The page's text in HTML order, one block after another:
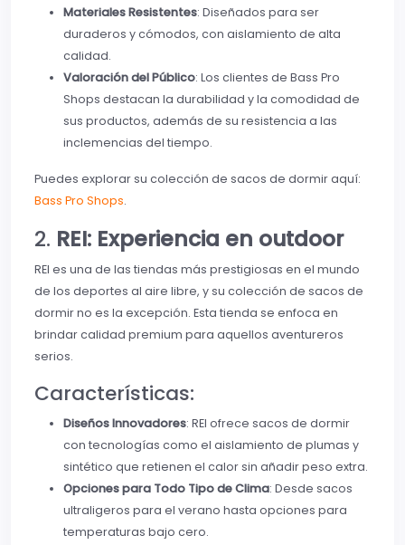
Materiales Resistentes: Diseñados para ser
duraderos y cómodos, con aislamiento de alta
calidad.
Valoración del Público: Los clientes de Bass Pro
Shops destacan la durabilidad y la comodidad de
sus productos, además de su resistencia a las
inclemencias del tiempo.
Puedes explorar su colección de sacos de dormir aquí:
Bass Pro Shops.
2. REI: Experiencia en outdoor
REI es una de las tiendas más prestigiosas en el mundo
de los deportes al aire libre, y su colección de sacos de
dormir no es la excepción. Esta tienda se enfoca en
brindar calidad premium para aquellos aventureros
serios.
Características:
Diseños Innovadores: REI ofrece sacos de dormir
con tecnologías como el aislamiento de plumas y
sintético que retienen el calor sin añadir peso extra.
Opciones para Todo Tipo de Clima: Desde sacos
ultraligeros para el verano hasta opciones para
temperaturas bajo cero.